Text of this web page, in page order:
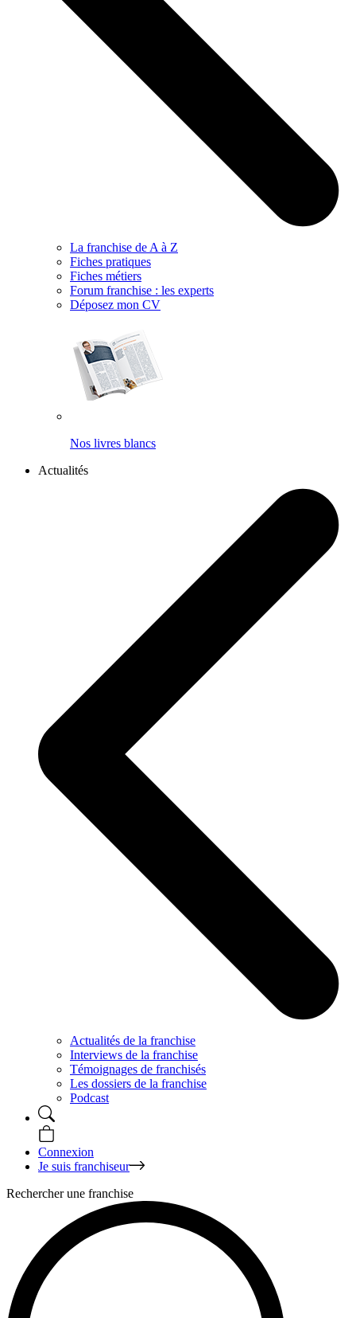
La franchise de A à Z
Fiches pratiques
Fiches métiers
Forum franchise : les experts
Déposez mon CV
Nos livres blancs
Actualités
Actualités de la franchise
Interviews de la franchise
Témoignages de franchisés
Les dossiers de la franchise
Podcast
Connexion
Je suis franchiseur
Rechercher une franchise